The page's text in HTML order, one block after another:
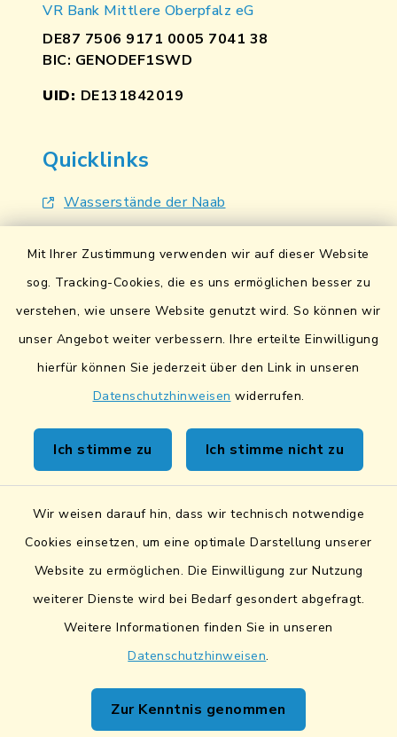
Mit Ihrer Zustimmung verwenden wir auf dieser Website
sog. Tracking-Cookies, die es uns ermöglichen besser zu
verstehen, wie unsere Website genutzt wird. So können wir
unser Angebot weiter verbessern. Ihre erteilte Einwilligung
hierfür können Sie jederzeit über den Link in unseren
Datenschutzhinweisen widerrufen.
Ich stimme zu Ich stimme nicht zu
Wir weisen darauf hin, dass wir technisch notwendige
Cookies einsetzen, um eine optimale Darstellung unserer
Website zu ermöglichen. Die Einwilligung zur Nutzung
weiterer Dienste wird bei Bedarf gesondert abgefragt.
Weitere Informationen finden Sie in unseren
Datenschutzhinweisen.
Zur Kenntnis genommen
VR Bank Mittlere Oberpfalz eG
DE87 7506 9171 0005 7041 38
BIC: GENODEF1SWD
UID: DE131842019
Quicklinks
Wasserstände der Naab
UmweltAtlas Naturgefahren
Lokales Bündnis für Familien
Fairtrade-Towns
Kontakt
Sicheres Kontaktformular
Sicherer Datentransfer
Barrierefreiheit
Impressum